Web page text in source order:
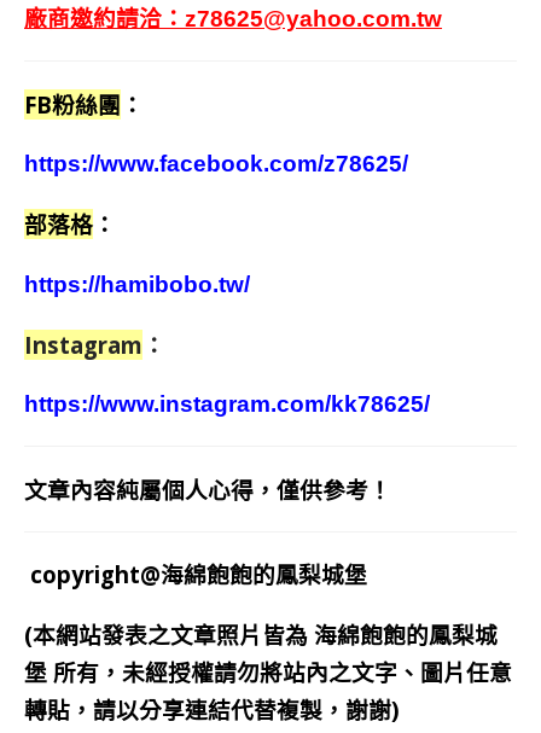
廠商邀約請洽： z78625@yahoo.com.tw
FB粉絲團 ：
https://www.facebook.com/z78625/
部落格 ：
https://hamibobo.tw/
Instagram ：
https://www.instagram.com/kk78625/
文章內容純屬個人心得，僅供參考！
copyright@海綿飽飽的鳳梨城堡
(本網站發表之文章照片皆為 海綿飽飽的鳳梨城
堡 所有，未經授權請勿將站內之文字、圖片任意
轉貼，請以分享連結代替複製，謝謝)